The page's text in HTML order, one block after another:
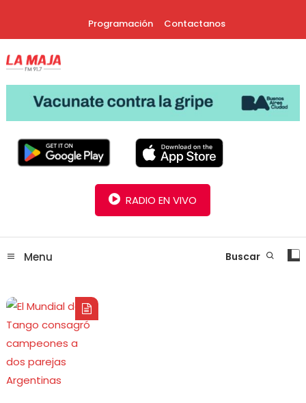
Programación Contactanos
Radio La Maja
RADIO EN VIVO
Menu Buscar